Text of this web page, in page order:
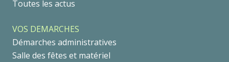
Toutes les actus
VOS DEMARCHES
Démarches administratives
Salle des fêtes et matériel